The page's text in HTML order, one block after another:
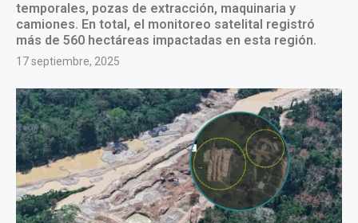
temporales, pozas de extracción, maquinaria y
camiones. En total, el monitoreo satelital registró
más de 560 hectáreas impactadas en esta región.
17 septiembre, 2025